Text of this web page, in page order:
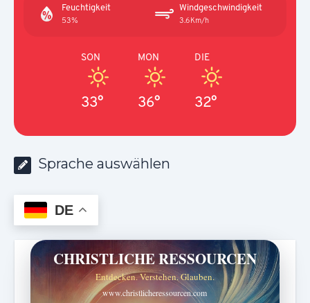
Feuchtigkeit
53%
Windgeschwindigkeit
3.6Km/h
SON
33°
MON
36°
DIE
32°
Sprache auswählen
DE
CHRISTLICHE RESSOURCEN
Entdecken. Verstehen. Glauben.
www.christlicheressourcen.com